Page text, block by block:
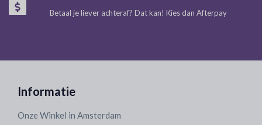
Betaal je liever achteraf? Dat kan! Kies dan Afterpay
Informatie
Onze Winkel in Amsterdam